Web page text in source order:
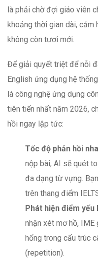
là phải chờ đợi giáo viên
khoảng thời gian dài, cảm
không còn tươi mới.
Để giải quyết triệt để nỗi
English ứng dụng hệ
là công nghệ ứng dụng
tiên tiến nhất năm 2026,
hồi ngay lập tức:
Tốc độ phản hồi
nộp bài, AI sẽ quét
đa dạng từ vựng.
trên thang điểm
Phát hiện điểm yếu
nhận xét mơ hồ,
hổng trong cấu trúc
(repetition).